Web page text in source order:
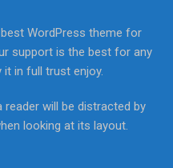
WordPress theme for
support is the best for any
it in full trust enjoy.
will be distracted by
looking at its layout.